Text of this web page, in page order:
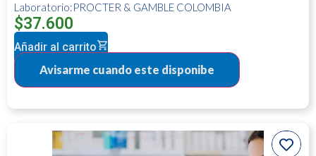
Laboratorio:PROCTER & GAMBLE COLOMBIA
$37.600
Añadir al carrito